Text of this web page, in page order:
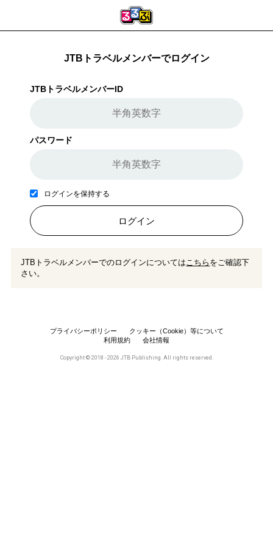
JTBトラベルメンバーでログイン
JTBトラベルメンバーID
パスワード
ログインを保持する
ログイン
JTBトラベルメンバーでのログインについてはこちら をご確認下
さい。
プライバシーポリシー
クッキー（Cookie）等について
利用規約
会社情報
Copyright © 2018 - 2026 JTB Publishing. All rights reserved.